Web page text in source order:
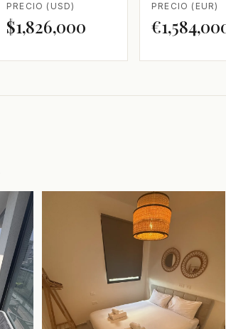
PRECIO (USD)
$1,826,000
PRECIO (EUR)